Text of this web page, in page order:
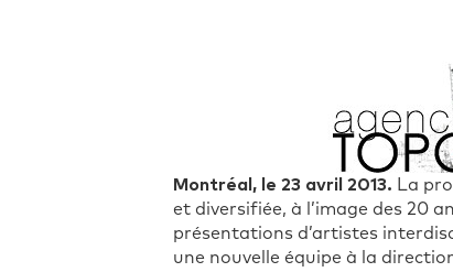
Montréal, le 23 avril 2013. La
et diversifiée, à l’image des 20
présentations d’artistes
une nouvelle équipe à la